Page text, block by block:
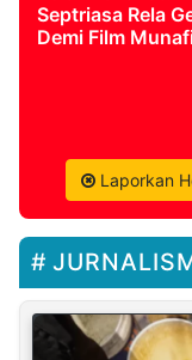
Septriasa Rela
Demi Film
Laporkan